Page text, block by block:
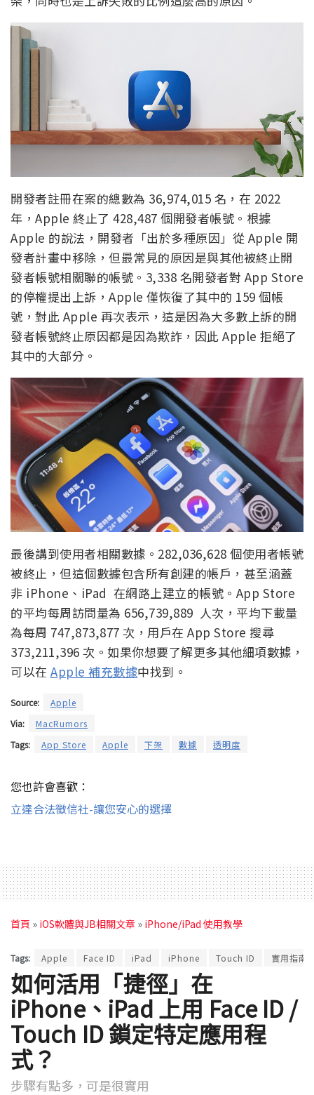
開發者註冊在案的總數為 36,974,015 名，在 2022
年，Apple 終止了 428,487 個開發者帳號。根據
Apple 的說法，開發者「出於多種原因」從 Apple 開
發者計畫中移除，但最常見的原因是與其他被終止開
發者帳號相關聯的帳號。3,338 名開發者對 App Store
的停權提出上訴，Apple 僅恢復了其中的 159 個帳
號，對此 Apple 再次表示，這是因為大多數上訴的開
發者帳號終止原因都是因為欺詐，因此 Apple 拒絕了
其中的大部分。
最後講到使用者相關數據。282,036,628 個使用者帳號
被終止，但這個數據包含所有創建的帳戶，甚至涵蓋
非 iPhone、iPad 在網路上建立的帳號。App Store
的平均每周訪問量為 656,739,889 人次，平均下載量
為每周 747,873,877 次，用戶在 App Store 搜尋
373,211,396 次。如果你想要了解更多其他細項數據，
可以在 Apple 補充數據中找到。
Source:
Apple
Via:
MacRumors
Tags:
App Store Apple 下架 數據 透明度
您也許會喜歡：
立達合法徵信社-讓您安心的選擇
首頁 » iOS軟體與JB相關文章 » iPhone/iPad 使用教學
Tags: Apple Face ID iPad iPhone Touch ID 實用指南
如何活用「捷徑」在
iPhone、iPad 上用 Face ID /
Touch ID 鎖定特定應用程
式？
步驟有點多，可是很實用